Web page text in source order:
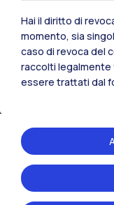
Mantova
Piacenza
Naviga il sito
Risorse
Hai il diritto di
momento, sia
caso di revoca del
raccolti legalmente
essere trattati dal